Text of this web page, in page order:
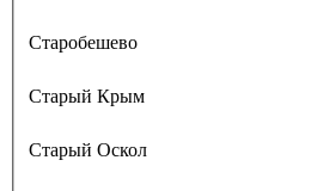
Старобешево
Старый Крым
Старый Оскол